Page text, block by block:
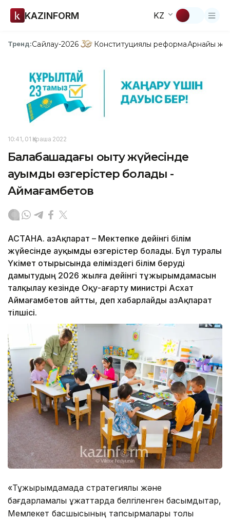
KAZINFORM KZ
Тренд:Сайлау-2026 Конституциялық реформаАрнайы
10:41, 01 Қараша 2022
Балабақшадағы оқыту жүйесінде
ауқымды өзгерістер болады -
Аймағамбетов
АСТАНА. ҚазАқпарат – Мектепке дейінгі білім
жүйесінде ауқымды өзгерістер болады. Бұл туралы
Үкімет отырысында еліміздегі білім беруді
дамытудың 2026 жылға дейінгі тұжырымдамасын
талқылау кезінде Оқу-ағарту министрі Асхат
Аймағамбетов айтты, деп хабарлайды ҚазАқпарат
тілшісі.
«Тұжырымдамада стратегиялық және
бағдарламалық құжаттарда белгіленген басымдықтар,
Мемлекет басшысының тапсырмалары толық